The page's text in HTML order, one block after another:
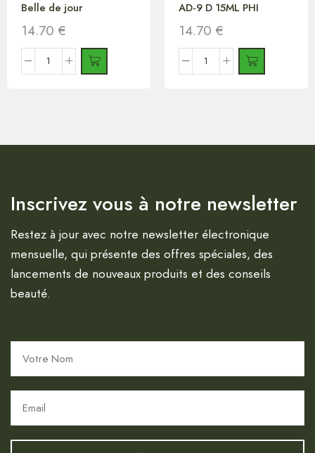
Belle de jour
14.70 €
AD-9 D 15ML PHI
14.70 €
Inscrivez vous à notre newsletter
Restez à jour avec notre newsletter électronique
mensuelle, qui présente des offres spéciales, des
lancements de nouveaux produits et des conseils
beauté.